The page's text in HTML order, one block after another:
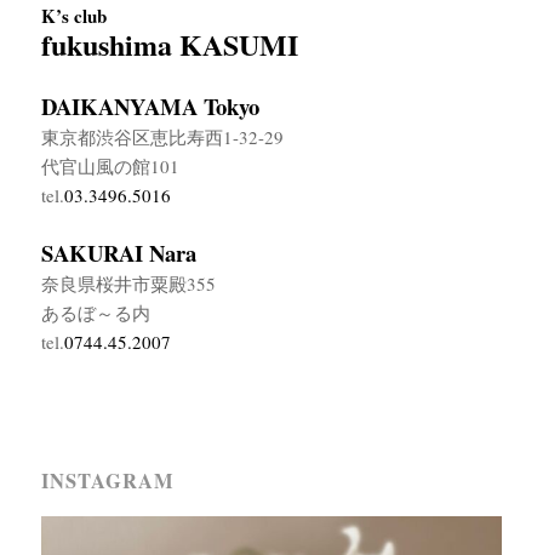
K’s club
fukushima KASUMI
DAIKANYAMA Tokyo
東京都渋谷区恵比寿西1-32-29
代官山風の館101
tel.03.3496.5016
SAKURAI Nara
奈良県桜井市粟殿355
あるぼ～る内
tel.0744.45.2007
INSTAGRAM